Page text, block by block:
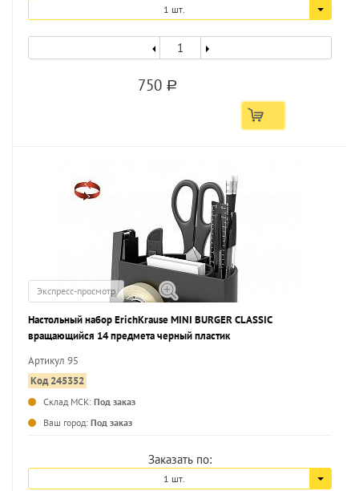
1 шт.
750 a
Экспресс-просмотр
Настольный набор ErichKrause MINI BURGER CLASSIC
вращающийся 14 предмета черный пластик
Артикул 95
Код 245352
Склад МСК: Под заказ
Ваш город: Под заказ
Заказать по:
1 шт.